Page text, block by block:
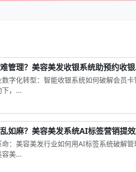
管理？美容美发收银系统助预约收
字化转型：智能收银系统如何破解会员
，...
如麻？美容美发系统AI标签营销提效
：美容美发行业如何用AI标签系统破解
美...